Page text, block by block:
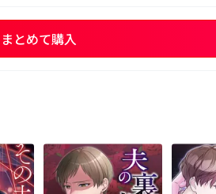
まとめて購入